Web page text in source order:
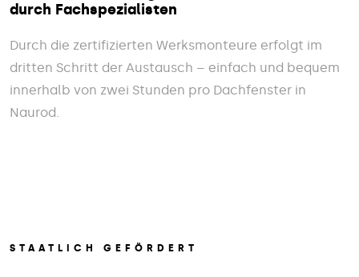
durch Fachspezialisten
Durch die zertifizierten Werksmonteure erfolgt im
dritten Schritt der Austausch – einfach und bequem
innerhalb von zwei Stunden pro Dachfenster in
Naurod.
STAATLICH GEFÖRDERT